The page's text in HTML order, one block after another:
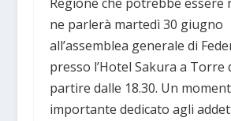
ne parlerà martedì 30 giugno
all’assemblea generale di
presso l’Hotel Sakura a Torre
partire dalle 18.30. Un
importante dedicato agli